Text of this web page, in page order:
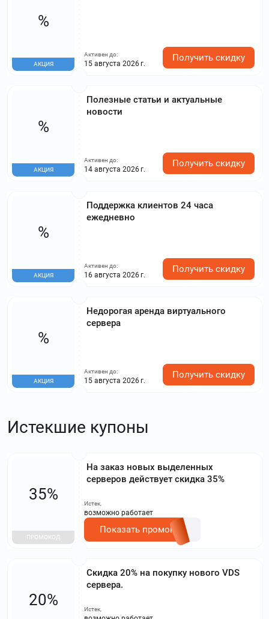
%
АКЦИЯ
Активен до:
15 августа 2026 г.
Получить скидку
Полезные статьи и актуальные
новости
%
АКЦИЯ
Активен до:
14 августа 2026 г.
Получить скидку
Поддержка клиентов 24 часа
ежедневно
%
АКЦИЯ
Активен до:
16 августа 2026 г.
Получить скидку
Недорогая аренда виртуального
сервера
%
АКЦИЯ
Активен до:
15 августа 2026 г.
Получить скидку
Истекшие купоны
На заказ новых выделенных
серверов действует скидка 35%
35%
ПРОМОКОД
Истек,
возможно работает
Показать промокод
Скидка 20% на покупку нового VDS
сервера.
20%
Истек,